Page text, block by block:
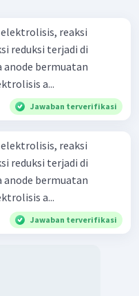
reaksi
reduksi terjadi di
anode bermuatan
a...
Jawaban terverifikasi
reaksi
reduksi terjadi di
anode bermuatan
a...
Jawaban terverifikasi